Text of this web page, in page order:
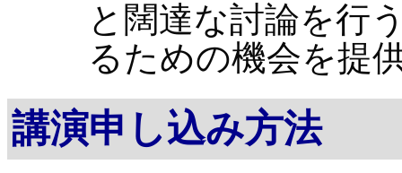
と闊達な討論を行
るための機会を提
講演申し込み方法